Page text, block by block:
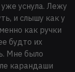
уснула. Лежу
и слышу как у
как ручки
будто их
Мне было
карандаши